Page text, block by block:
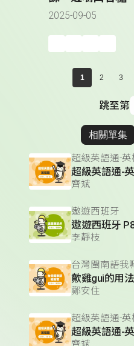
2025-09-05
1 2 3
跳至第
相關單集
超級英語通-英
齊斌
遨遊西班牙
遨遊西班牙
李靜枝
台灣閩南語我
歕雞gui的用法
鄭安住
超級英語通-英